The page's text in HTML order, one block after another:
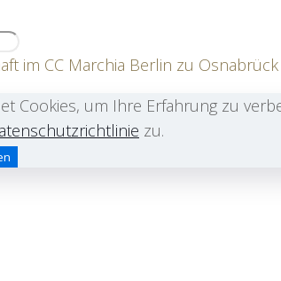
im CC Marchia Berlin zu
Cookies, um Ihre Erfahrung zu
zu.